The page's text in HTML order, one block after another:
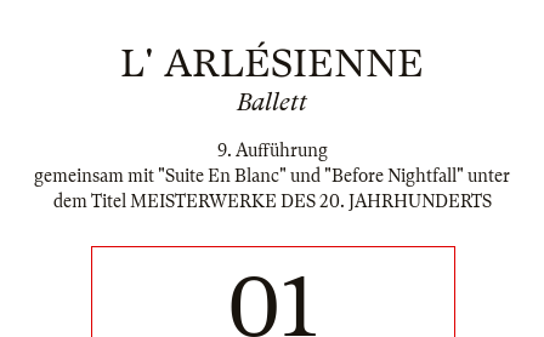
L' ARLÉSIENNE
Ballett
9. Aufführung
gemeinsam mit "Suite En Blanc" und "Before Nightfall" unter
dem Titel MEISTERWERKE DES 20. JAHRHUNDERTS
01